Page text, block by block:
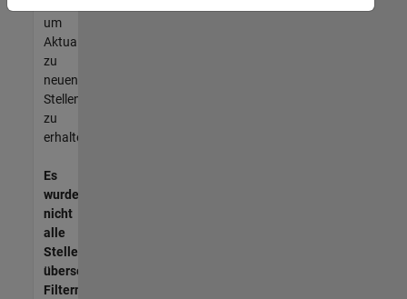
um
Aktualisierungen
zu
neuen
Stellenangeboten
zu
erhalten.
Es
wurden
nicht
alle
Stellen
übersetzt.
Filtern